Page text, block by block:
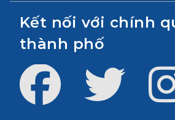
Kết nối với chính
thành phố
Facebook Twitter